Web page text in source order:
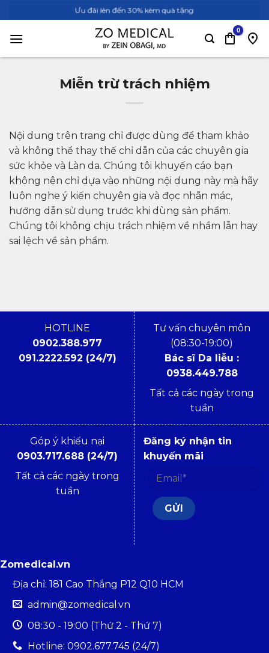
qua
nội
Ưu đãi lên đến 30% kèm quà tặng
Miễn trừ trách nhiệm
Nội dung trên trang chỉ được dùng để tham khảo
và không thể thay thế chỉ dẫn của các chuyên gia
sức khỏe và Làn da. Chúng tôi khuyến cáo bạn
không nên chỉ dựa vào những nội dung này mà hãy
luôn nghe ý kiến chuyên gia và đọc nhãn mác,
hướng dẫn sử dụng trước khi dùng sản phẩm.
Chúng tôi không chịu trách nhiệm về nhầm lẫn hay
sai lệch về sản phẩm.
HOTLINE
0902.388.977
091.2222.592 (24/7)
Tư vấn chuyên môn
(08:30-19:00)
Bác sĩ Da liễu :
0938.449.788
Tất cả các ngày trong
tuần
Góp ý khiếu nại
0903.717.688 (24/7)
Tất cả các ngày trong
tuần
Đăng ký nhận tin
khuyến mãi
Zomedical.vn
Địa chỉ: 181 Cao Thắng P12 Q10 HCM
admin@zomedical.vn
08:30 - 19:00 (Thứ 2 - Thứ 7)
Hotline: 0902.677.745 (24/7)